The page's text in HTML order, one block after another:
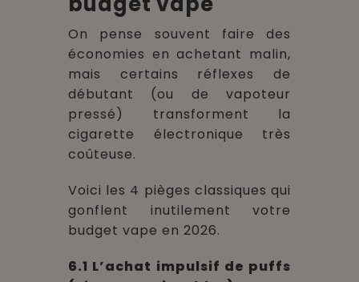
On pense souvent faire des
économies en achetant malin,
mais certains réflexes de
débutant (ou de vapoteur
pressé) transforment la
cigarette électronique très
coûteuse.
Voici les 4 pièges classiques qui
gonflent inutilement votre
budget vape en 2026.
6.1 L’achat impulsif de puffs